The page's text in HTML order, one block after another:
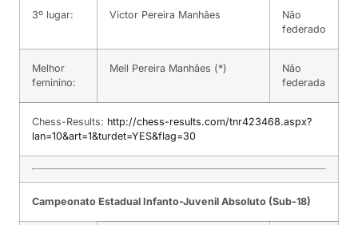
3º lugar: Victor Pereira Manhães
Não
federado
Melhor
feminino:
Mell Pereira Manhães (*)
Não
federada
Chess-Results: http://chess-results.com/tnr423468.aspx?
lan=10&art=1&turdet=YES&flag=30
Campeonato Estadual Infanto-Juvenil Absoluto (Sub-18)